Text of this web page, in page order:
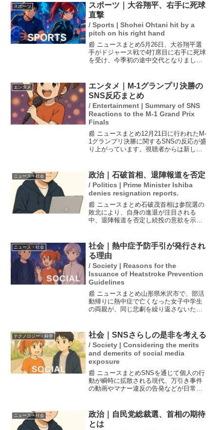
スポーツ
スポーツ｜大谷翔平、右手に死球
直撃
/ Sports | Shohei Ohtani hit by a
pitch on his right hand
📰 ニュースまとめ5月26日、大谷翔平選
手がドジャース戦で4打席目に右手に死球
を受け、今季初の途中交代となりまし
てるしぐさを見せ、大事には至っていな
い様子です。翌日には...
エンタメ
エンタメ｜M-1グランプリ決勝の
SNS反応まとめ
/ Entertainment | Summary of SNS
Reactions to the M-1 Grand Prix
Finals
📰 ニュースまとめ12月21日に行われたM-
1グランプリ決勝に関するSNSの反応が盛
り上がっています。視聴者からは新しい
若手芸人への期待感が高まっています。
SNS上では...
ニュース・社会 政治｜石破首相、退陣報道を否定
/ Politics | Prime Minister Ishiba
denies resignation reports.
📰 ニュースまとめ石破茂首相は参院選の
敗北により、自身の進退が注目される
中、退陣報道を否定し続投の意欲を示し
後、強い危機感を共有したと語りつつ、
「私の出処進退は一切、話は出...
ニュース・社会
社会｜熱中症予防手引が発行され
る理由
/ Society | Reasons for the
Issuance of Heatstroke Prevention
Guidelines
📰 ニュースまとめ山形県米沢市で、部活
動帰りに熱中症で亡くなった女子中学生
の両親が、同じ悲劇を繰り返さないため
けで、彼女の誕生日にあたる15日に発行
される予定です。両親...
テクノロジー・科学 社会｜SNSさらしの是非を考える
/ Society | Considering the merits
and demerits of social media
exposure
📰 ニュースまとめSNSを通じて個人の行
動が瞬時に拡散される現代、万引き事件
の動画やマナー違反の告発などが日常的
という議論が巻き起こっている。識者の
ひろゆき氏は、さらす...
ニュース・社会
政治｜自民党総裁選、首相の期待
とは